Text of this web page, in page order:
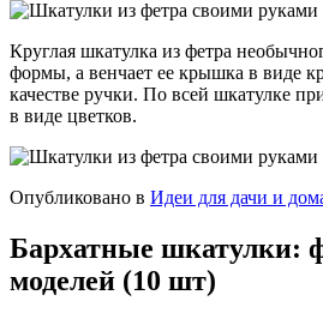
Круглая шкатулка из фетра
формы, а венчает ее крышка в виде
качестве ручки. По всей шкатулке
в виде цветков.
Опубликовано в Идеи для дачи и
Бархатные шкатулки:
моделей (10 шт)